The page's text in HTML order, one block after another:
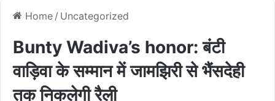
Home / Uncategorized
Bunty Wadiva’s honor: बंटी
वाड़िवा के सम्मान में जामझिरी से भैंसदेही
तक निकलेगी रैली